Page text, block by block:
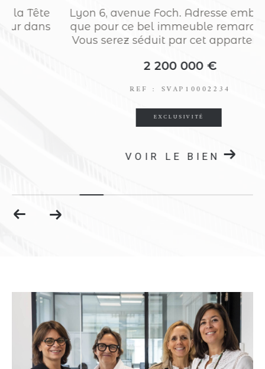
Lyon 6, avenue Foch. Adresse emblémati
que pour ce bel immeuble remarquable.
Vous serez séduit par cet appartement...
2 200 000 €
REF : SVAP10002234
EXCLUSIVITÉ
VOIR LE BIEN